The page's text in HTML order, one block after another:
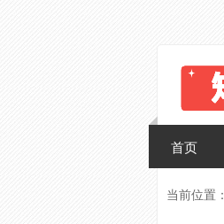
首页
当前位置：